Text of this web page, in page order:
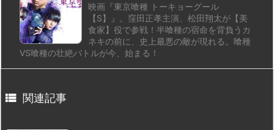
映画『東京喰種 トーキョーグール
【S】』。窪田正孝主演、松田翔太が【美
食家】役で参戦！半喰種の宿命を背負うカ
ネキの前に、史上最悪の敵が現れる。喰種
VS喰種の壮絶バトルが今、始まる！
 関連記事